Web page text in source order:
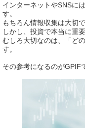
インターネットやSNSに
す。
もちろん情報収集は大切で
しかし、投資で本当に重
むしろ大切なのは、「ど
す。
その参考になるのがGPIF